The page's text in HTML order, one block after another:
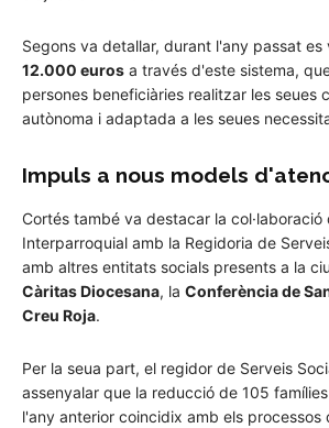
Segons va detallar, durant l'any passat es
12.000 euros a través d'este sistema,
persones beneficiàries realitzar les seues
autònoma i adaptada a les seues
Impuls a nous models
Cortés també va destacar la
Interparroquial amb la Regidoria de
amb altres entitats socials presents a la
Càritas Diocesana, la Conferència de
Creu Roja.
Per la seua part, el regidor de Serveis
assenyalar que la reducció de 105
l'any anterior coincidix amb els processos